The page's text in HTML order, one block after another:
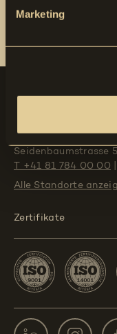
Marketing
Wiedenstrasse 11
Seidenbaumstrasse
T +41 81 784 00 00
Alle Standorte
Zertifikate